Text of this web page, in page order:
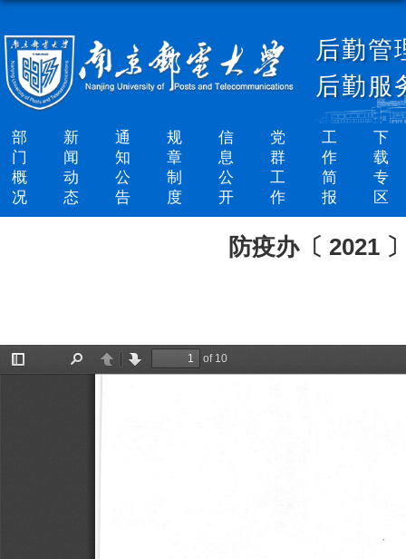
后勤管
后勤服
部
门
概
况
新
闻
动
态
通
知
公
告
规
章
制
度
信
息
公
开
党
群
工
作
工
作
简
报
下
载
专
区
防疫办〔 2021